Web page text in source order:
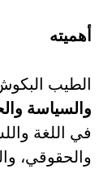
أهميته
الطيب
والسياسة
في اللغة
والحقوقي،